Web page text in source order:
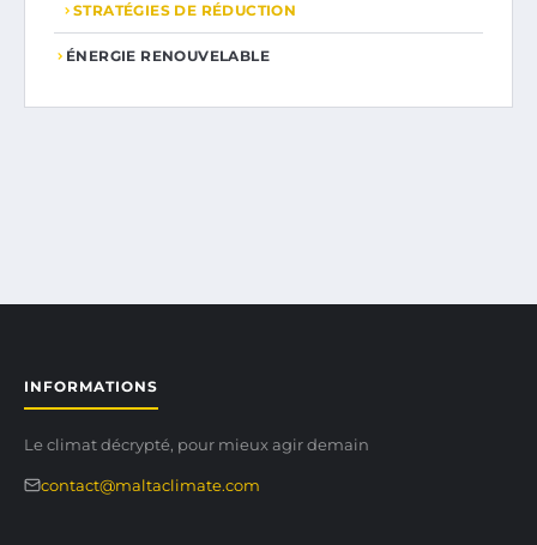
STRATÉGIES DE RÉDUCTION
ÉNERGIE RENOUVELABLE
INFORMATIONS
Le climat décrypté, pour mieux agir demain
contact@maltaclimate.com